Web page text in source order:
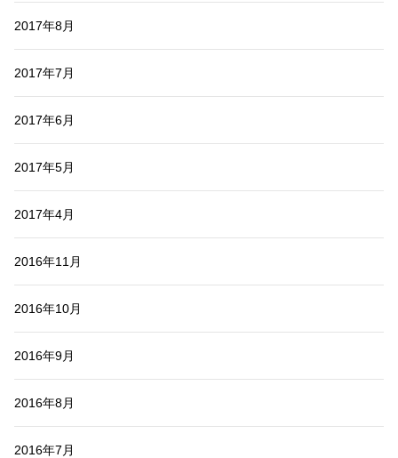
2017年8月
2017年7月
2017年6月
2017年5月
2017年4月
2016年11月
2016年10月
2016年9月
2016年8月
2016年7月